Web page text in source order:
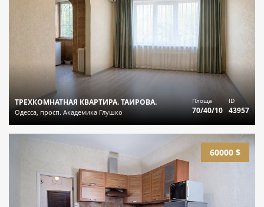
ТРЕХКОМНАТНАЯ КВАРТИРА. ТАИРОВА.
Одесса, просп. Академика Глушко
Площа
70/40/10
ID
43957
60000 $